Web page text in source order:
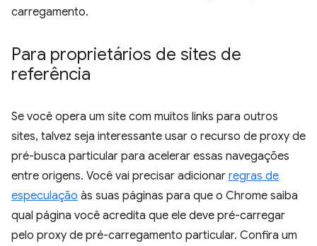
carregamento.
Para proprietários de sites de
referência
Se você opera um site com muitos links para outros
sites, talvez seja interessante usar o recurso de proxy de
pré-busca particular para acelerar essas navegações
entre origens. Você vai precisar adicionar regras de
especulação às suas páginas para que o Chrome saiba
qual página você acredita que ele deve pré-carregar
pelo proxy de pré-carregamento particular. Confira um